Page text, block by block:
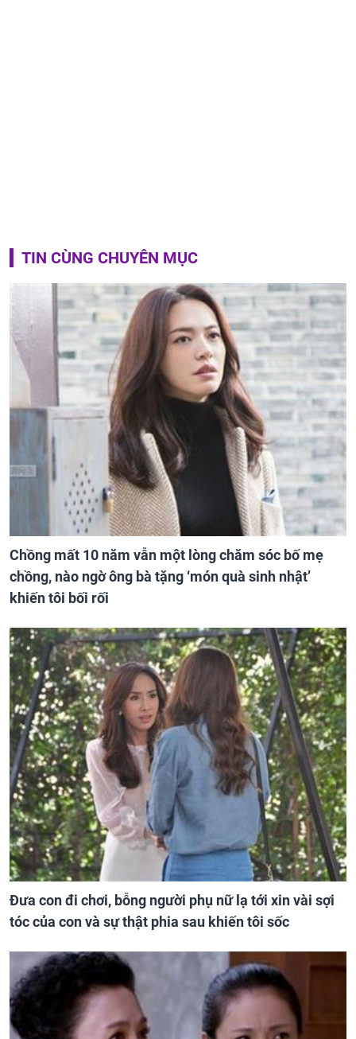
TIN CÙNG CHUYÊN MỤC
Chồng mất 10 năm vẫn một lòng chăm sóc bố mẹ
chồng, nào ngờ ông bà tặng ‘món quà sinh nhật’
khiến tôi bối rối
Đưa con đi chơi, bỗng người phụ nữ lạ tới xin vài sợi
tóc của con và sự thật phia sau khiến tôi sốc